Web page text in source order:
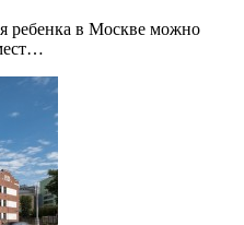
ребенка в Москве можно